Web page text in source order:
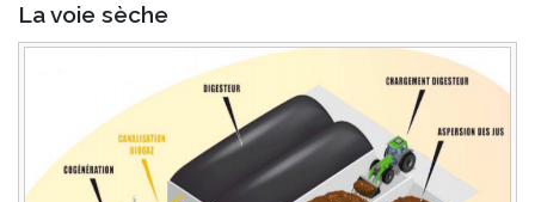
La voie sèche